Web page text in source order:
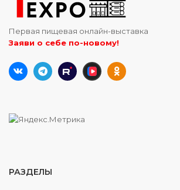
Первая пищевая онлайн-выставка
Заяви о себе по-новому!
РАЗДЕЛЫ